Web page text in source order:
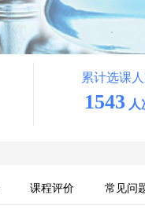
累计选课
1543 人
课程评价 常见问